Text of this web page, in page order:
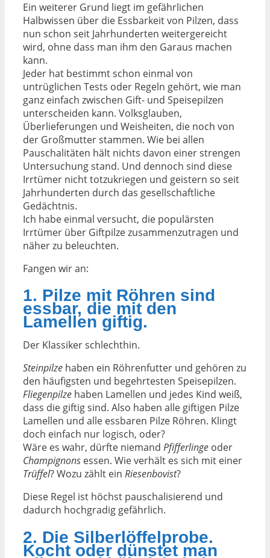
Ein weiterer Grund liegt im gefährlichen
Halbwissen über die Essbarkeit von Pilzen, dass
nun schon seit Jahrhunderten weitergereicht
wird, ohne dass man ihm den Garaus machen
kann.
Jeder hat bestimmt schon einmal von
untrüglichen Tests oder Regeln gehört, wie man
ganz einfach zwischen Gift- und Speisepilzen
unterscheiden kann. Volksglauben,
Überlieferungen und Weisheiten, die noch von
der Großmutter stammen. Wie bei allen
Pauschalitäten hält nichts davon einer strengen
Untersuchung stand. Und dennoch sind diese
Irrtümer nicht totzukriegen und geistern so seit
Jahrhunderten durch das gesellschaftliche
Gedächtnis.
Ich habe einmal versucht, die populärsten
Irrtümer über Giftpilze zusammenzutragen und
näher zu beleuchten.
Fangen wir an:
1. Pilze mit Röhren sind
essbar, die mit den
Lamellen giftig.
Der Klassiker schlechthin.
Steinpilze haben ein Röhrenfutter und gehören zu
den häufigsten und begehrtesten Speisepilzen.
Fliegenpilze haben Lamellen und jedes Kind weiß,
dass die giftig sind. Also haben alle giftigen Pilze
Lamellen und alle essbaren Pilze Röhren. Klingt
doch einfach nur logisch, oder?
Wäre es wahr, dürfte niemand Pfifferlinge oder
Champignons essen. Wie verhält es sich mit einer
Trüffel? Wozu zählt ein Riesenbovist?
Diese Regel ist höchst pauschalisierend und
dadurch hochgradig gefährlich.
2. Die Silberlöffelprobe.
Kocht oder dünstet man